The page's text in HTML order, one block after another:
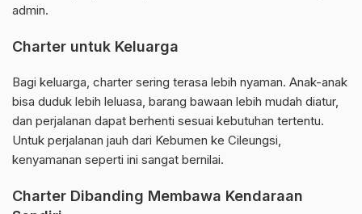
admin.
Charter untuk Keluarga
Bagi keluarga, charter sering terasa lebih nyaman. Anak-anak
bisa duduk lebih leluasa, barang bawaan lebih mudah diatur,
dan perjalanan dapat berhenti sesuai kebutuhan tertentu.
Untuk perjalanan jauh dari Kebumen ke Cileungsi,
kenyamanan seperti ini sangat bernilai.
Charter Dibanding Membawa Kendaraan